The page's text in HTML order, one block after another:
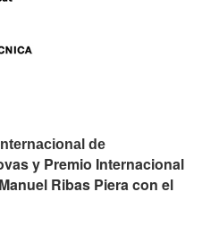
de
y Premio Internacional
Ribas Piera con el